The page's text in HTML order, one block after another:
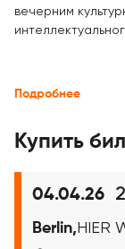
вечерним
Подробнее
Купить
04.04.26
Berlin, HIER